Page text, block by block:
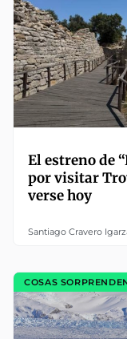
El estreno de
por visitar
verse hoy
Santiago Cravero
COSAS